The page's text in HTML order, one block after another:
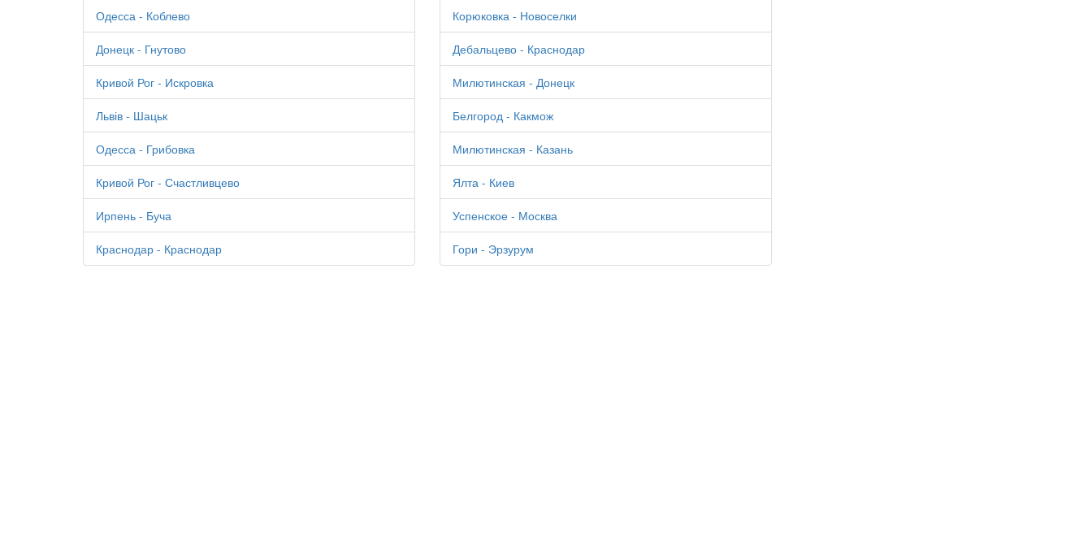
Одесса - Коблево
Донецк - Гнутово
Кривой Рог - Искровка
Львів - Шацьк
Одесса - Грибовка
Кривой Рог - Счастливцево
Ирпень - Буча
Краснодар - Краснодар
Корюковка - Новоселки
Дебальцево - Краснодар
Милютинская - Донецк
Белгород - Какмож
Милютинская - Казань
Ялта - Киев
Успенское - Москва
Гори - Эрзурум